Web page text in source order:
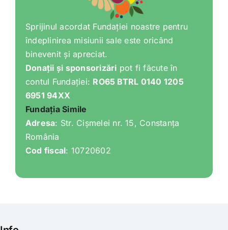
Sprijinul acordat Fundației noastre pentru
îndeplinirea misiunii sale este oricând
binevenit și apreciat.
Donații și sponsorizări pot fi făcute în
contul Fundației: RO65 BTRL 0140 1205
6951 94XX
Fundația Simile
Adresa: Str. Cișmelei nr. 15, Constanța
România
Cod fiscal: 10720602